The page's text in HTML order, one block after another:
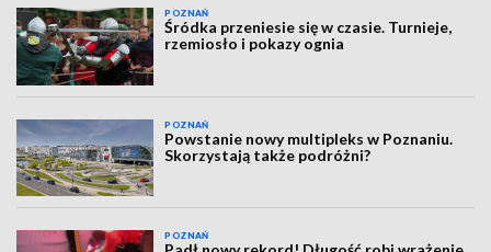
POZNAŃ
Śródka przeniesie się w czasie. Turnieje,
rzemiosło i pokazy ognia
POZNAŃ
Powstanie nowy multipleks w Poznaniu.
Skorzystają także podróżni?
POZNAŃ